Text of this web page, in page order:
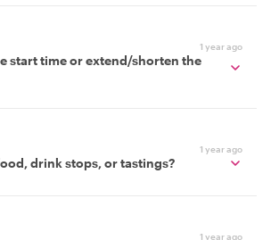
1 year ago
start time or extend/shorten the
1 year ago
drink stops, or tastings?
1 year ago